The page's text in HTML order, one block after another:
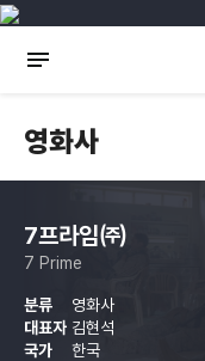
영화사
7프라임㈜
7 Prime
분류
영화사
대표자 김현석
국가
한국